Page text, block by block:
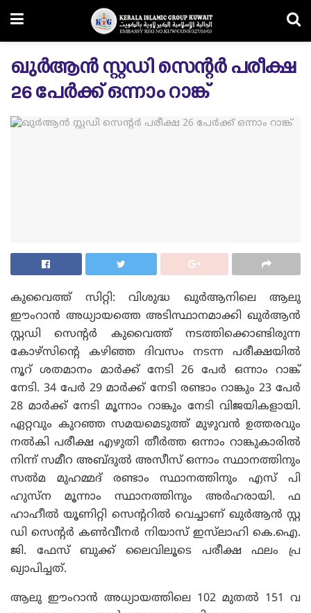
ഖുർആൻ സ്റ്റഡി സെന്റർ പരീക്ഷ
26 പേർക്ക് ഒന്നാം റാങ്ക്
കുവൈത്ത് സിറ്റി: വിശുദ്ധ ഖുർആനിലെ ആലു
ഈംറാൻ അധ്യായത്തെ അടിസ്ഥാനമാക്കി ഖുർആൻ
സ്റ്റഡി സെന്റർ കുവൈത്ത് നടത്തിക്കൊണ്ടിരുന്ന
കോഴ്‌സിന്റെ കഴിഞ്ഞ ദിവസം നടന്ന പരീക്ഷയിൽ
നൂറ് ശതമാനം മാർക്ക് നേടി 26 പേർ ഒന്നാം റാങ്ക്
നേടി. 34 പേർ 29 മാർക്ക് നേടി രണ്ടാം റാങ്കും 23 പേർ
28 മാർക്ക് നേടി മൂന്നാം റാങ്കും നേടി വിജയികളായി.
ഏറ്റവും കുറഞ്ഞ സമയമെടുത്ത് മുഴുവൻ ഉത്തരവും
നൽകി പരീക്ഷ എഴുതി തീർത്ത ഒന്നാം റാങ്കുകാരിൽ
നിന്ന് സമീറ അബ്‌ദുൽ അസീസ് ഒന്നാം സ്ഥാനത്തിനും
സൽ‍മ മുഹമ്മദ് രണ്ടാം സ്ഥാനത്തിനും എസ് പി
ഹുസ്‌ന മൂന്നാം സ്ഥാനത്തിനും അർഹരായി. ഫ
ഹാഹീൽ യൂണിറ്റി സെന്ററിൽ വെച്ചാണ് ഖുർആൻ സ്റ്റ
ഡി സെന്റർ കൺവീനർ നിയാസ് ഇസ്‌ലാഹി കെ.ഐ.
ജി. ഫേസ് ബുക്ക് ലൈവിലൂടെ പരീക്ഷ ഫലം പ്ര
ഖ്യാപിച്ചത്.
ആലു ഈംറാൻ അധ്യായത്തിലെ 102 മുതൽ 151 വ